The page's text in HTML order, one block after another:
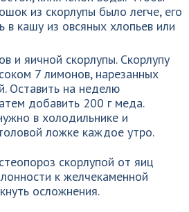
из скорлупы было легче, его
в кашу из овсяных хлопьев или
и яичной скорлупы. Скорлупу
7 лимонов, нарезанных
Оставить на неделю
добавить 200 г меда.
в холодильнике и
ложке каждое утро.
скорлупой от яиц
к желчекаменной
осложнения.